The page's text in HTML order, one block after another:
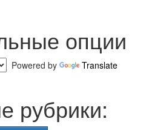
опции
Powered by Translate
рубрики: